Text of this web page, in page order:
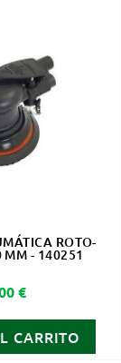
ROTO-
MM - 140251
€
CARRITO